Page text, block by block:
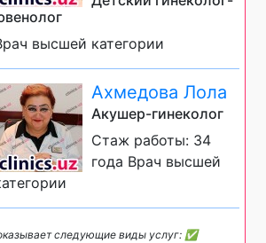
высшей категории
Ахмедова Лола
Акушер-гинеколог
Стаж работы: 34
года Врач высшей
следующие виды услуг: ✅